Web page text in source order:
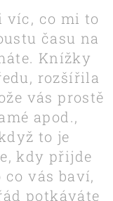
víc, co mi to
času na
Knížky
rozšířila
vás prostě
apod.,
to je
kdy přijde
vás baví,
potkáváte